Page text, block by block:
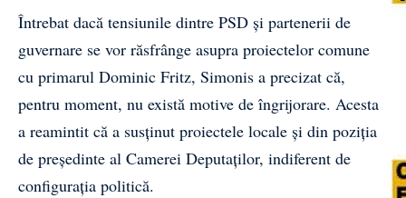
Întrebat dacă tensiunile dintre PSD și partenerii de
guvernare se vor răsfrânge asupra proiectelor comune
cu primarul Dominic Fritz, Simonis a precizat că,
pentru moment, nu există motive de îngrijorare. Acesta
a reamintit că a susținut proiectele locale și din poziția
de președinte al Camerei Deputaților, indiferent de
configurația politică.